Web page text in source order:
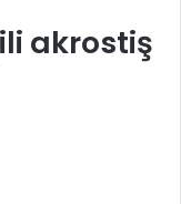
akrostiş